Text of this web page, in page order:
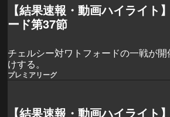
【結果速報・動画ハイライト
ード第37節
チェルシー対ワトフォードの一戦が
けする。
プレミアリーグ
【結果速報・動画ハイライト